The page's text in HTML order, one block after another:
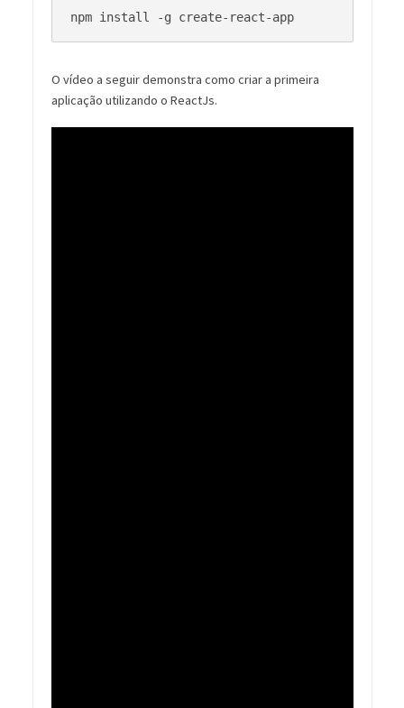
npm install -g create-react-app
O vídeo a seguir demonstra como criar a primeira
aplicação utilizando o ReactJs.